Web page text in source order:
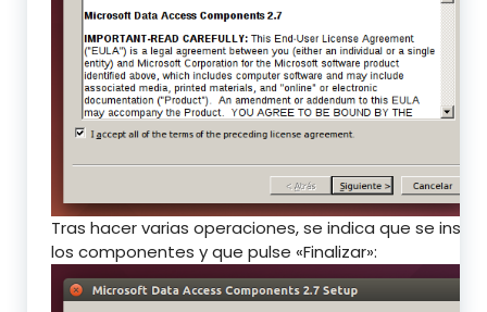
Tras hacer varias operaciones, se indica que se
los componentes y que pulse «Finalizar»: